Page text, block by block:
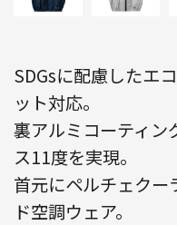
SDGsに配慮したエ
ット対応。
裏アルミコーティン
ス11度を実現。
首元にペルチェクー
ド空調ウェア。